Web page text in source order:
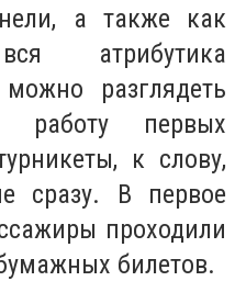
а также как
атрибутика
разглядеть
работу первых
к слову,
сразу. В первое
проходили
билетов.